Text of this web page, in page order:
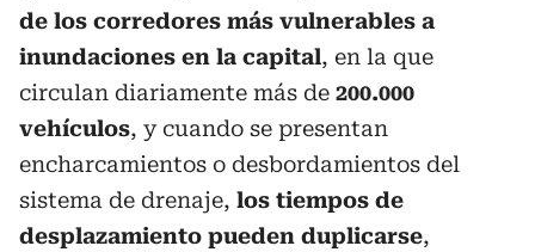
de los corredores más vulnerables a
inundaciones en la capital, en la que
circulan diariamente más de 200.000
vehículos, y cuando se presentan
encharcamientos o desbordamientos del
sistema de drenaje, los tiempos de
desplazamiento pueden duplicarse,